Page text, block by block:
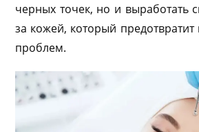
черных точек, но и выработать
за кожей, который
проблем.